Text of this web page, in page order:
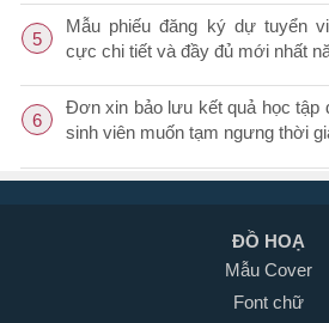
5
Mẫu phiếu đăng ký dự tuyển
cực chi tiết và đầy đủ mới nhất
6
Đơn xin bảo lưu kết quả học tập
sinh viên muốn tạm ngưng thời
ĐỒ HOẠ
Mẫu Cover
Font chữ